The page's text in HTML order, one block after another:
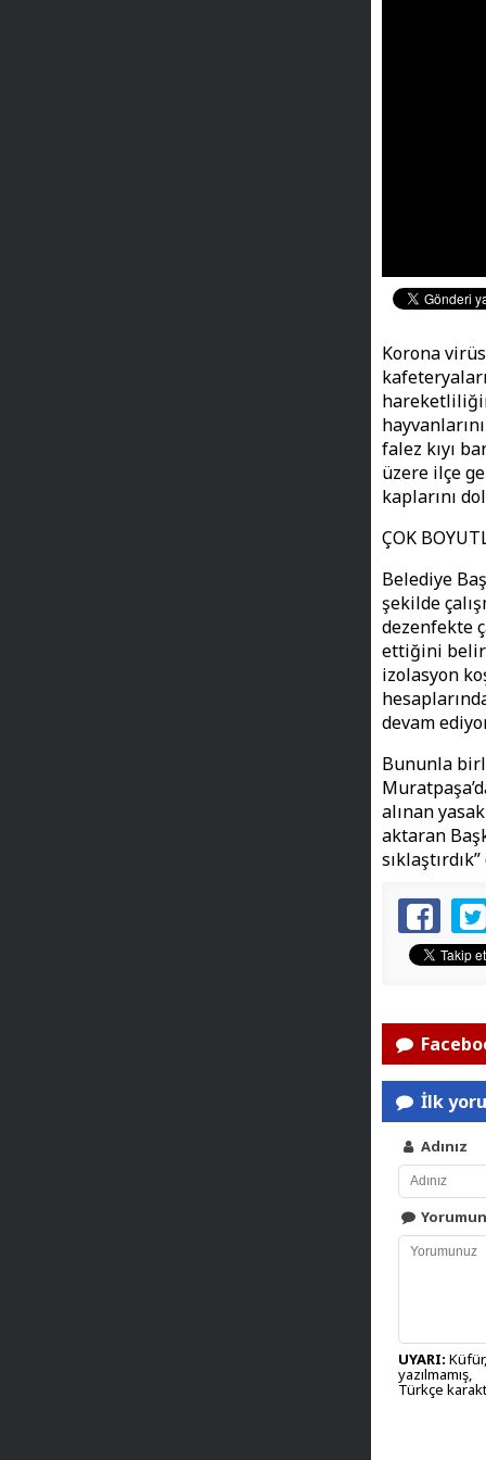
Korona
falez kıyı
üzere ilçe
kaplarını
ÇOK
Belediye
şekilde
dezenfekte
ettiğini
izolasyon
devam
Bununla
alınan
aktaran
İlk
Adınız
UYARI:
yazılmamış,
Türkçe